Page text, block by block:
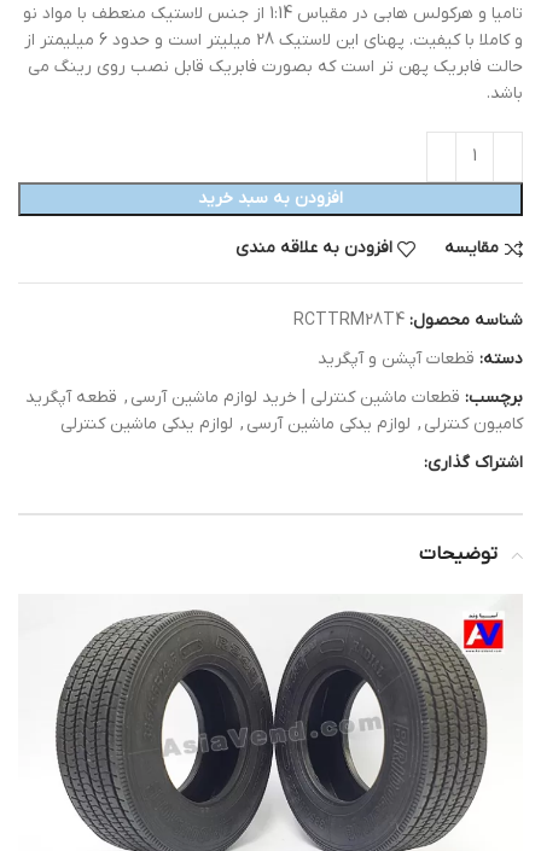
تامیا و هرکولس هابی در مقیاس 1:14 از جنس لاستیک منعطف با مواد نو
و کاملا با کیفیت. پهنای این لاستیک 28 میلیتر است و حدود 6 میلیمتر از
حالت فابریک پهن تر است که بصورت فابریک قابل نصب روی رینگ می
باشد.
افزودن به سبد خرید
مقایسه افزودن به علاقه مندی
شناسه محصول: RCTTRM28T4
دسته: قطعات آپشن و آپگرید
برچسب: قطعات ماشین کنترلی | خرید لوازم ماشین آرسی , قطعه آپگرید
کامیون کنترلی , لوازم یدکی ماشین آرسی , لوازم یدکی ماشین کنترلی
اشتراک گذاری:
توضیحات